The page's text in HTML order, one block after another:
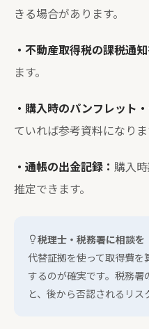
きる場合があります。
・不動産取得税の課税通知
ます。
・購入時のパンフレット
ていれば参考資料になりま
・通帳の出金記録： 購入
推定できます。
税理士・税務署に相談を
代替証拠を使って取得費
するのが確実です。税務
と、後から否認されるリス